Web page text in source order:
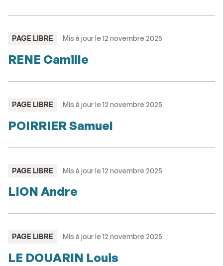
TYPE
PAGE LIBRE Mis à jour le 12 novembre 2025
RENE Camille
TYPE
PAGE LIBRE Mis à jour le 12 novembre 2025
POIRRIER Samuel
TYPE
PAGE LIBRE Mis à jour le 12 novembre 2025
LION Andre
TYPE
PAGE LIBRE Mis à jour le 12 novembre 2025
LE DOUARIN Louis